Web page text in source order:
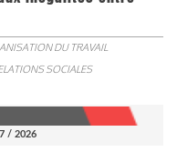
DU TRAVAIL
SOCIALES
/ 2026